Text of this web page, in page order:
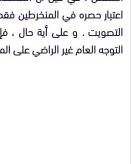
اعتبار حصره في المنخرطين
التصويت . و على أية حال ،
التوجه العام غير الراضي على